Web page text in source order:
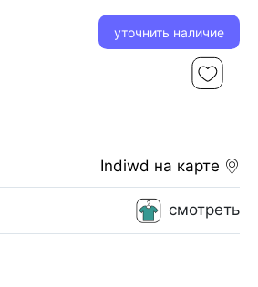
уточнить наличие
Indiwd на карте
смотреть